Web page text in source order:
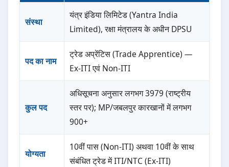
संस्था
यंत्र इंडिया लिमिटेड (Yantra India
Limited), रक्षा मंत्रालय के अधीन DPSU
पद का नाम
ट्रेड अप्रेंटिस (Trade Apprentice) —
Ex-ITI एवं Non-ITI
कुल पद
अधिसूचना अनुसार लगभग 3979 (राष्ट्रीय
स्तर पर); MP/जबलपुर कारखानों में लगभग
900+
योग्यता
10वीं पास (Non-ITI) अथवा 10वीं के साथ
संबंधित ट्रेड में ITI/NTC (Ex-ITI)